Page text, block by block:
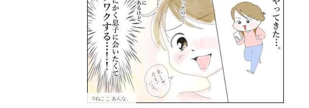
©ねここ あんな。